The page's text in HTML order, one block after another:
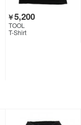
￥5,200
TOOL
T-Shirt